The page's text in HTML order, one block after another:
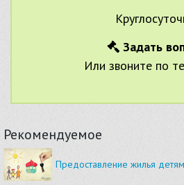
Задать
Или звоните по
Рекомендуемое
Предоставление жилья